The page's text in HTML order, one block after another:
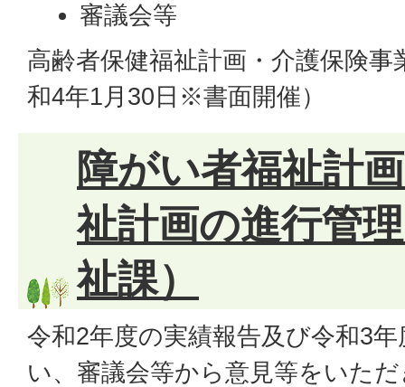
審議会等
高齢者保健福祉計画・介護保険事
和4年1月30日※書面開催）
障がい者福祉計
祉計画の進行管
祉課）
令和2年度の実績報告及び令和3
い、審議会等から意見等をいた